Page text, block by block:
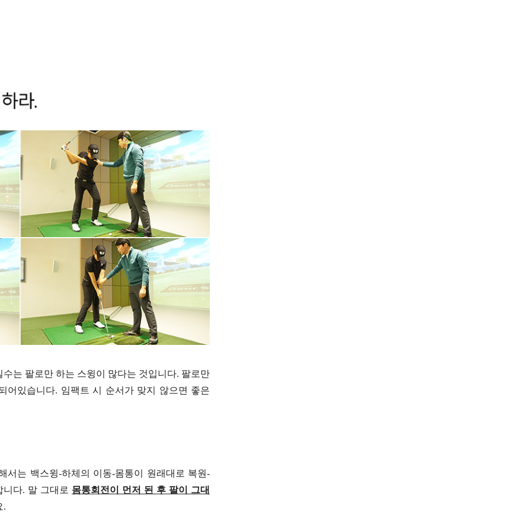
는 팔로만 하는 스윙이 많다는 것입니다. 팔로만
어있습니다. 임팩트 시 순서가 맞지 않으면 좋은
서는 백스윙-하체의 이동-몸통이 원래대로 복원-
다. 말 그대로 몸통회전이 먼저 된 후 팔이 그대
.